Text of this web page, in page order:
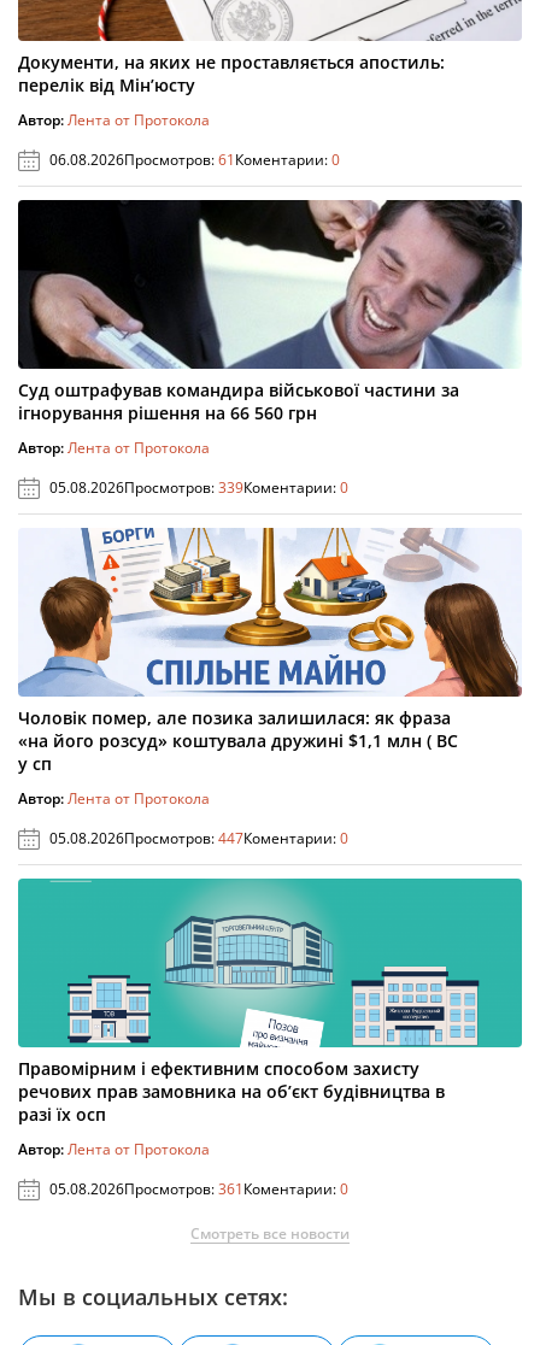
Документи, на яких не проставляється апостиль:
перелік від Мін’юсту
Автор:Лента от Протокола
06.08.2026Просмотров:61Коментарии:0
Суд оштрафував командира військової частини за
ігнорування рішення на 66 560 грн
Автор:Лента от Протокола
05.08.2026Просмотров:339Коментарии:0
Чоловік помер, але позика залишилася: як фраза
«на його розсуд» коштувала дружині $1,1 млн ( ВС
у сп
Автор:Лента от Протокола
05.08.2026Просмотров:447Коментарии:0
Правомірним і ефективним способом захисту
речових прав замовника на об’єкт будівництва в
разі їх осп
Автор:Лента от Протокола
05.08.2026Просмотров:361Коментарии:0
Смотреть все новости
Мы в социальных сетях: